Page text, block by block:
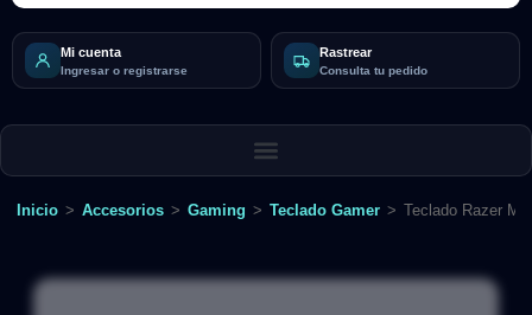
Mi cuenta
Ingresar o registrarse
Rastrear
Consulta tu pedido
Inicio > Accesorios > Gaming > Teclado Gamer > Teclado Razer